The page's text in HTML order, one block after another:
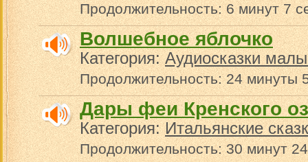
Продолжительность: 6 минут 7
Волшебное яблочко
Категория:Аудиосказки
Продолжительность: 24 минуты
Дары феи Кренского
Категория:Итальянские
Продолжительность: 30 минут